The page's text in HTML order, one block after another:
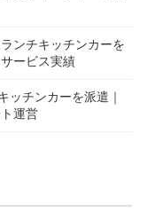
ンチキッチンカーを
ービス実績
ッチンカーを派遣｜
運営